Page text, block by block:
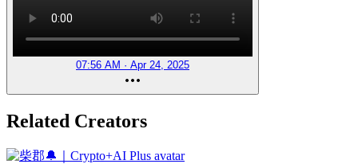
07:56 AM · Apr 24, 2025
Related Creators